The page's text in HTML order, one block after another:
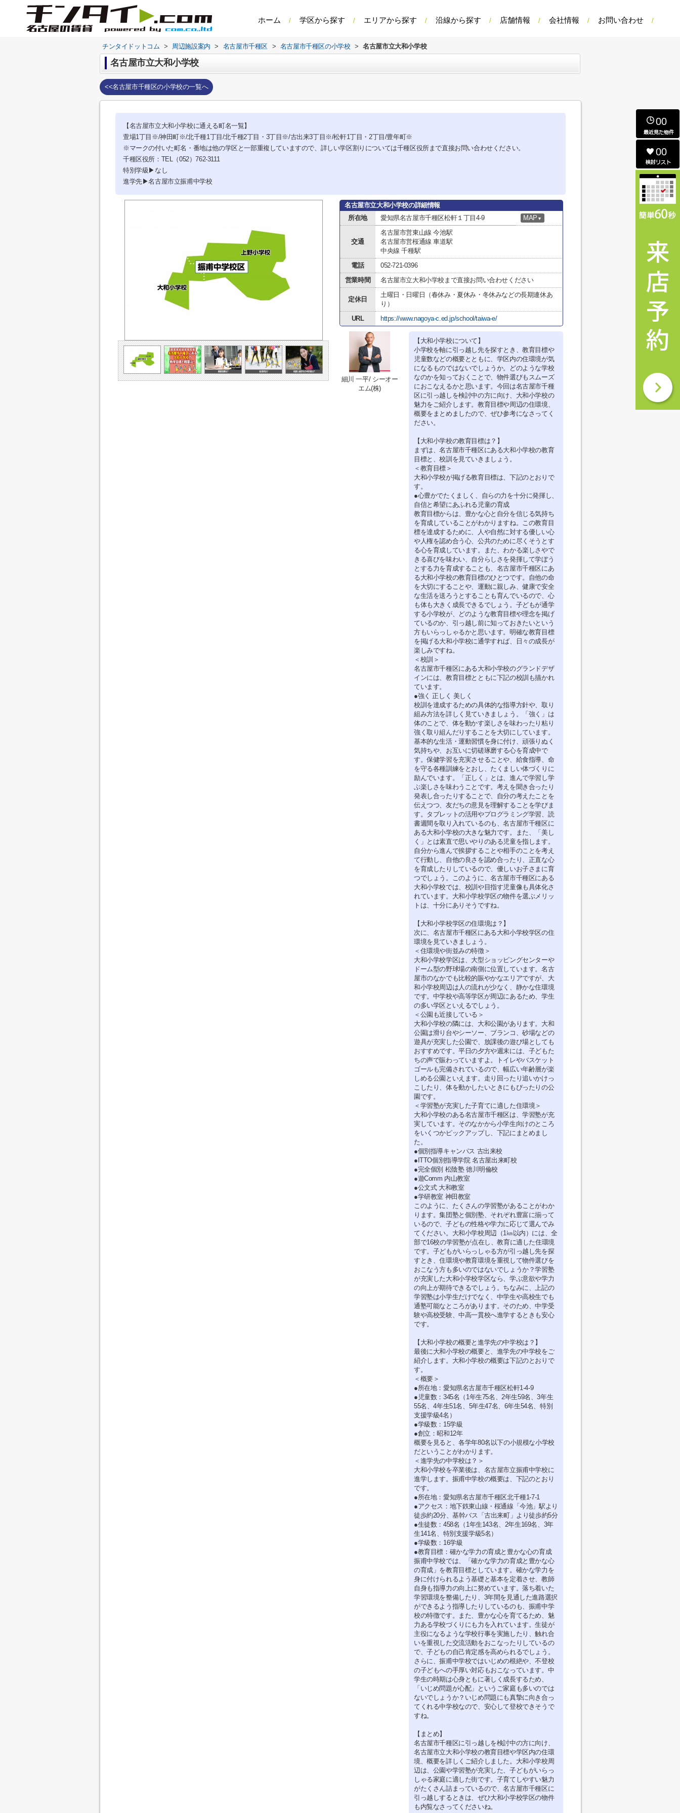
ホーム 学区から探す エリアから探す 沿線から探す 店舗情報 会社情報 お問い合わせ
チンタイドットコム > 周辺施設案内 > 名古屋市千種区 > 名古屋市千種区の小学校 > 名古屋市立大和小学校
名古屋市立大和小学校
<<名古屋市千種区の小学校の一覧へ
【名古屋市立大和小学校に通える町名一覧】
萱場1丁目※/神田町※/北千種1丁目/北千種2丁目・3丁目※/古出来3丁目※/松軒1丁目・2丁目/豊年町※
※マークの付いた町名・番地は他の学区と一部重複していますので、詳しい学区割りについては千種区役所まで直接お問い合わせください。
千種区役所：TEL（052）762-3111
特別学級▶なし
進学先▶名古屋市立振甫中学校
名古屋市立大和小学校の詳細情報
所在地
愛知県名古屋市千種区松軒１丁目4-9 MAP ▼
交通
名古屋市営東山線 今池駅
名古屋市営桜通線 車道駅
中央線 千種駅
電話
052-721-0396
営業時間
名古屋市立大和小学校まで直接お問い合わせください
定休日
土曜日・日曜日（春休み・夏休み・冬休みなどの長期連休あ
り）
URL
https://www.nagoya-c.ed.jp/school/taiwa-e/
細川 一平/ シーオー
エム(株)
【大和小学校について】
小学校を軸に引っ越し先を探すとき、教育目標や
児童数などの概要とともに、学区内の住環境が気
になるものではないでしょうか。どのような学校
なのかを知っておくことで、物件選びもスムーズ
におこなえるかと思います。今回は名古屋市千種
区に引っ越しを検討中の方に向け、大和小学校の
魅力をご紹介します。教育目標や周辺の住環境、
概要をまとめましたので、ぜひ参考になさってく
ださい。
【大和小学校の教育目標は？】
まずは、名古屋市千種区にある大和小学校の教育
目標と、校訓を見ていきましょう。
＜教育目標＞
大和小学校が掲げる教育目標は、下記のとおりで
す。
●心豊かでたくましく、自らの力を十分に発揮し、
自信と希望にあふれる児童の育成
教育目標からは、豊かな心と自分を信じる気持ち
を育成していることがわかりますね。この教育目
標を達成するために、人や自然に対する優しい心
や人権を認め合う心、公共のために尽くそうとす
る心を育成しています。また、わかる楽しさやで
きる喜びを味わい、自分らしさを発揮して学ぼう
とする力を育成することも、名古屋市千種区にあ
る大和小学校の教育目標のひとつです。自他の命
を大切にすることや、運動に親しみ、健康で安全
な生活を送ろうとすることも育んでいるので、心
も体も大きく成長できるでしょう。子どもが通学
する小学校が、どのような教育目標や理念を掲げ
ているのか、引っ越し前に知っておきたいという
方もいらっしゃるかと思います。明確な教育目標
を掲げる大和小学校に通学すれば、日々の成長が
楽しみですね。
＜校訓＞
名古屋市千種区にある大和小学校のグランドデザ
インには、教育目標とともに下記の校訓も描かれ
ています。
●強く 正しく 美しく
校訓を達成するための具体的な指導方針や、取り
組み方法を詳しく見ていきましょう。「強く」は
体のことで、体を動かす楽しさを味わったり粘り
強く取り組んだりすることを大切にしています。
基本的な生活・運動習慣を身に付け、頑張りぬく
気持ちや、お互いに切磋琢磨する心を育成中で
す。保健学習を充実させることや、給食指導、命
を守る各種訓練をとおし、たくましい体づくりに
励んでいます。「正しく」とは、進んで学習し学
ぶ楽しさを味わうことです。考えを聞き合ったり
発表し合ったりすることで、自分の考えたことを
伝えつつ、友だちの意見を理解することを学びま
す。タブレットの活用やプログラミング学習、読
書週間を取り入れているのも、名古屋市千種区に
ある大和小学校の大きな魅力です。また、「美し
く」とは素直で思いやりのある児童を指します。
自分から進んで挨拶することや相手のことを考え
て行動し、自他の良さを認め合ったり、正直な心
を育成したりしているので、優しいお子さまに育
つでしょう。このように、名古屋市千種区にある
大和小学校では、校訓や目指す児童像も具体化さ
れています。大和小学校学区の物件を選ぶメリッ
トは、十分にありそうですね。
【大和小学校学区の住環境は？】
次に、名古屋市千種区にある大和小学校学区の住
環境を見ていきましょう。
＜住環境や街並みの特徴＞
大和小学校学区は、大型ショッピングセンターや
ドーム型の野球場の南側に位置しています。名古
屋市のなかでも比較的賑やかなエリアですが、大
和小学校周辺は人の流れが少なく、静かな住環境
です。中学校や高等学区が周辺にあるため、学生
の多い学区といえるでしょう。
＜公園も近接している＞
大和小学校の隣には、大和公園があります。大和
公園は滑り台やシーソー、ブランコ、砂場などの
遊具が充実した公園で、放課後の遊び場としても
おすすめです。平日の夕方や週末には、子どもた
ちの声で賑わっていますよ。トイレやバスケット
ゴールも完備されているので、幅広い年齢層が楽
しめる公園といえます。走り回ったり追いかけっ
こしたり、体を動かしたいときにもぴったりの公
園です。
＜学習塾が充実した子育てに適した住環境＞
大和小学校のある名古屋市千種区は、学習塾が充
実しています。そのなかから小学生向けのところ
をいくつかピックアップし、下記にまとめまし
た。
●個別指導キャンパス 古出来校
●ITTO個別指導学院 名古屋出来町校
●完全個別 松陰塾 徳川明倫校
●遊Comm 内山教室
●公文式 大和教室
●学研教室 神田教室
このように、たくさんの学習塾があることがわか
ります。集団塾と個別塾、それぞれ豊富に揃って
いるので、子どもの性格や学力に応じて選んでみ
てください。大和小学校周辺（1㎞以内）には、全
部で16校の学習塾が点在し、教育に適した住環境
です。子どもがいらっしゃる方が引っ越し先を探
すとき、住環境や教育環境を重視して物件選びを
おこなう方も多いのではないでしょうか？学習塾
が充実した大和小学校学区なら、学ぶ意欲や学力
の向上が期待できるでしょう。ちなみに、上記の
学習塾は小学生だけでなく、中学生や高校生でも
通塾可能なところがあります。そのため、中学受
験や高校受験、中高一貫校へ進学するときも安心
です。
【大和小学校の概要と進学先の中学校は？】
最後に大和小学校の概要と、進学先の中学校をご
紹介します。大和小学校の概要は下記のとおりで
す。
＜概要＞
●所在地：愛知県名古屋市千種区松軒1-4-9
●児童数：345名（1年生75名、2年生59名、3年生
55名、4年生51名、5年生47名、6年生54名、特別
支援学級4名）
●学級数：15学級
●創立：昭和12年
概要を見ると、各学年80名以下の小規模な小学校
だということがわかります。
＜進学先の中学校は？＞
大和小学校を卒業後は、名古屋市立振甫中学校に
進学します。振甫中学校の概要は、下記のとおり
です。
●所在地：愛知県名古屋市千種区北千種1-7-1
●アクセス：地下鉄東山線・桜通線「今池」駅より
徒歩約20分、基幹バス「古出来町」より徒歩約5分
●生徒数：458名（1年生143名、2年生169名、3年
生141名、特別支援学級5名）
●学級数：16学級
●教育目標：確かな学力の育成と豊かな心の育成
振甫中学校では、「確かな学力の育成と豊かな心
の育成」を教育目標としています。確かな学力を
身に付けられるよう基礎と基本を定着させ、教師
自身も指導力の向上に努めています。落ち着いた
学習環境を整備したり、3年間を見通した進路選択
ができるよう指導したりしているのも、振甫中学
校の特徴です。また、豊かな心を育てるため、魅
力ある学校づくりにも力を入れています。生徒が
主役になるような学校行事を実施したり、触れ合
いを重視した交流活動をおこなったりしているの
で、子どもの自己肯定感を高められるでしょう。
さらに、振甫中学校ではいじめの根絶や、不登校
の子どもへの手厚い対応もおこなっています。中
学生の時期は心身ともに著しく成長するため、
「いじめ問題が心配」というご家庭も多いのでは
ないでしょうか？いじめ問題にも真摯に向き合っ
てくれる中学校なので、安心して登校できそうで
すね。
【まとめ】
名古屋市千種区に引っ越しを検討中の方に向け、
名古屋市立大和小学校の教育目標や学区内の住環
境、概要を詳しくご紹介しました。大和小学校周
辺は、公園や学習塾が充実した、子どもがいらっ
しゃる家庭に適した街です。子育てしやすい魅力
がたくさん詰まっているので、名古屋市千種区に
引っ越しするときは、ぜひ大和小学校学区の物件
も内覧なさってくださいね。
00
00